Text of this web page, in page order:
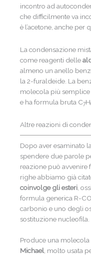
incontro ad
che difficilmente va
è l’acetone, anche per
La condensazione
come reagenti delle
almeno un anello
la 2-furaldeide. La
molecola più
e ha formula bruta C7H
Altre reazioni di
Dopo aver esaminato
spendere due parole
reazione può
righe abbiamo già
coinvolge gli esteri ,
formula generica R-
carbonio e uno degli
sostituzione nucleofila.
Produce una molecola
Michael , molto usata